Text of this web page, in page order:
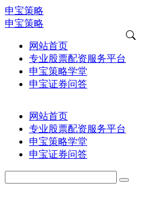
申宝策略
申宝策略
网站首页
专业股票配资服务平台
申宝策略学堂
申宝证券问答
网站首页
专业股票配资服务平台
申宝策略学堂
申宝证券问答